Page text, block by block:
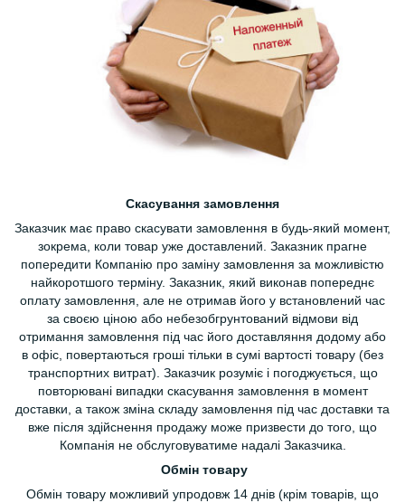
Скасування замовлення
Заказчик має право скасувати замовлення в будь-який момент,
зокрема, коли товар уже доставлений. Заказник прагне
попередити Компанію про заміну замовлення за можливістю
найкоротшого терміну. Заказник, який виконав попереднє
оплату замовлення, але не отримав його у встановлений час
за своєю ціною або небезобгрунтований відмови від
отримання замовлення під час його доставляння додому або
в офіс, повертаються гроші тільки в сумі вартості товару (без
транспортних витрат). Заказчик розуміє і погоджується, що
повторювані випадки скасування замовлення в момент
доставки, а також зміна складу замовлення під час доставки та
вже після здійснення продажу може призвести до того, що
Компанія не обслуговуватиме надалі Заказчика.
Обмін товару
Обмін товару можливий упродовж 14 днів (крім товарів, що